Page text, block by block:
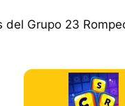
Grupo 23